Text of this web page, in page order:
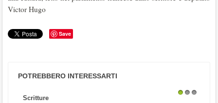
Victor Hugo
Save
POTREBBERO INTERESSARTI
Scritture